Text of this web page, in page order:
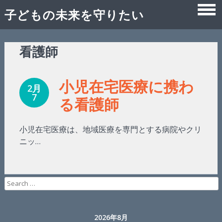
子どもの未来を守りたい
看護師
2月
7
小児在宅医療に携わ
る看護師
小児在宅医療は、地域医療を専門とする病院やクリ
ニッ…
Search
for:
2026年8月